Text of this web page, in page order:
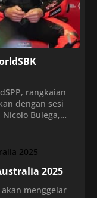
rangkaian
dengan sesi
Bulega,
sesi bebas
2025 di Sirkuit
Italia ini
Ducati,
2025
akan menggelar